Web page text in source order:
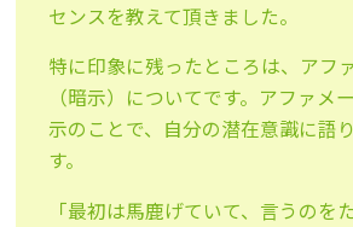
センスを教えて頂きました。
特に印象に残ったところは、アフ
（暗示）についてです。アファメ
示のことで、自分の潜在意識に語
す。
「最初は馬鹿げていて、言うのを